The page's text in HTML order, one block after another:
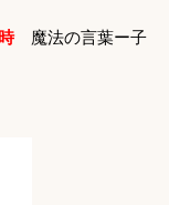
魔法の言葉ー子